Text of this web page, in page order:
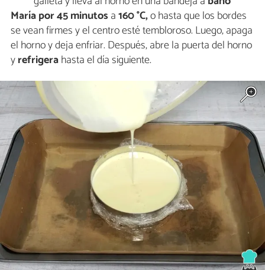
María por 45 minutos a160 °C,o hasta que los bordes
se vean firmes y el centro esté tembloroso. Luego, apaga
el horno y deja enfriar. Después, abre la puerta del horno
yrefrigerahasta el día siguiente.